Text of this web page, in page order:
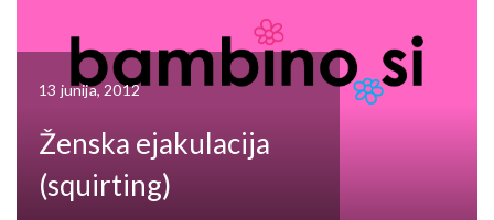
13 junija, 2012
Ženska ejakulacija
(squirting)